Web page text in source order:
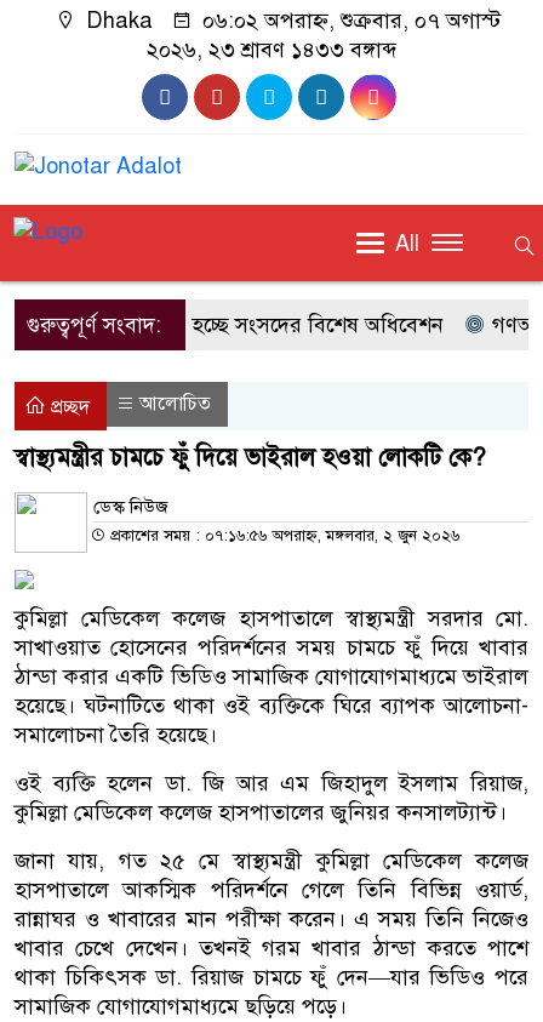
Dhaka
০৬:০২ অপরাহ্ন, শুক্রবার, ০৭ অগাস্ট
২০২৬, ২৩ শ্রাবণ ১৪৩৩ বঙ্গাব্দ
All
গুরুত্বপূর্ণ সংবাদ:ডাকা হচ্ছে সংসদের বিশেষ অধিবেশন
প্রচ্ছদ আলোচিত
স্বাস্থ্যমন্ত্রীর চামচে ফুঁ দিয়ে ভাইরাল হওয়া লোকটি কে?
ডেস্ক নিউজ
প্রকাশের সময় : ০৭:১৬:৫৬ অপরাহ্ন, মঙ্গলবার, ২ জুন ২০২৬
কুমিল্লা মেডিকেল কলেজ হাসপাতালে স্বাস্থ্যমন্ত্রী সরদার মো.
সাখাওয়াত হোসেনের পরিদর্শনের সময় চামচে ফুঁ দিয়ে খাবার
ঠান্ডা করার একটি ভিডিও সামাজিক যোগাযোগমাধ্যমে ভাইরাল
হয়েছে। ঘটনাটিতে থাকা ওই ব্যক্তিকে ঘিরে ব্যাপক আলোচনা-
সমালোচনা তৈরি হয়েছে।
ওই ব্যক্তি হলেন ডা. জি আর এম জিহাদুল ইসলাম রিয়াজ,
কুমিল্লা মেডিকেল কলেজ হাসপাতালের জুনিয়র কনসালট্যান্ট।
জানা যায়, গত ২৫ মে স্বাস্থ্যমন্ত্রী কুমিল্লা মেডিকেল কলেজ
হাসপাতালে আকস্মিক পরিদর্শনে গেলে তিনি বিভিন্ন ওয়ার্ড,
রান্নাঘর ও খাবারের মান পরীক্ষা করেন। এ সময় তিনি নিজেও
খাবার চেখে দেখেন। তখনই গরম খাবার ঠান্ডা করতে পাশে
থাকা চিকিৎসক ডা. রিয়াজ চামচে ফুঁ দেন—যার ভিডিও পরে
সামাজিক যোগাযোগমাধ্যমে ছড়িয়ে পড়ে।